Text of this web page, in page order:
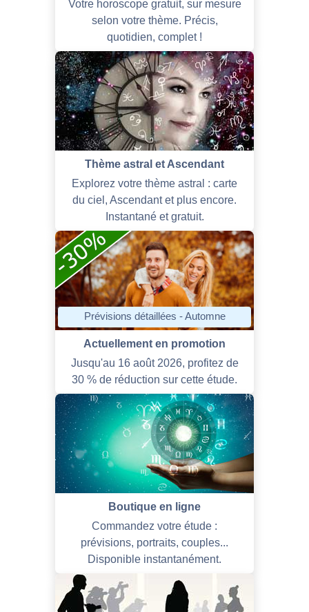
Votre horoscope gratuit, sur mesure
selon votre thème. Précis,
quotidien, complet !
Thème astral et Ascendant
Explorez votre thème astral : carte
du ciel, Ascendant et plus encore.
Instantané et gratuit.
Prévisions détaillées - Automne
Actuellement en promotion
Jusqu'au 16 août 2026, profitez de
30 % de réduction sur cette étude.
Boutique en ligne
Commandez votre étude :
prévisions, portraits, couples...
Disponible instantanément.